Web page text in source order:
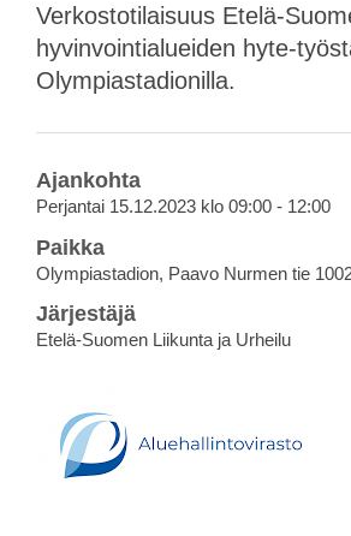
Verkostotilaisuus Etelä-
hyvinvointialueiden hyte-
Olympiastadionilla.
Ajankohta
Perjantai 15.12.2023 klo 09:00 - 12:00
Paikka
Olympiastadion, Paavo Nurmen tie
Järjestäjä
Etelä-Suomen Liikunta ja Urheilu